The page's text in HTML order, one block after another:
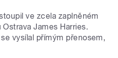
ve zcela zaplněném
James Harries.
vysílal přímým přenosem,